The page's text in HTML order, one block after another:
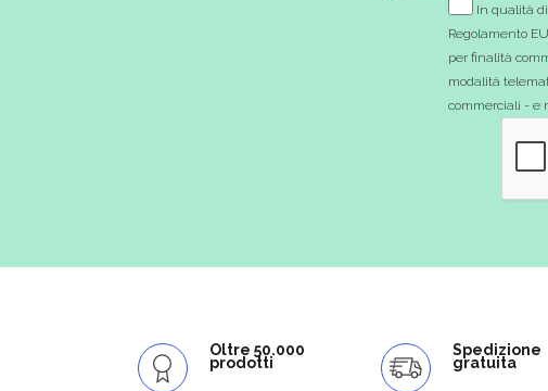
In qualità
Regolamento
per finalità
modalità
commerciali - e
Oltre 50.000
prodotti
Spedizione
gratuita